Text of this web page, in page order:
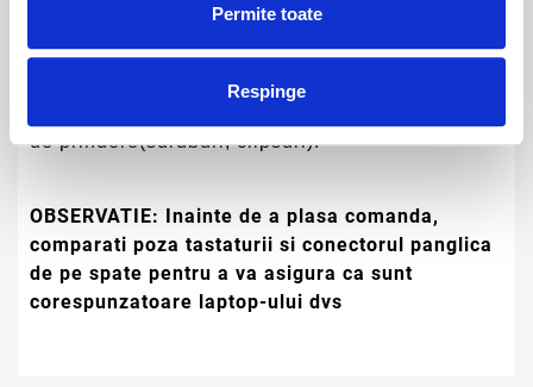
Permite toate
Respinge
- Identificarea, alegerea tastaturii presupune si
compararea pozelor de pe site cu modelul
dumneavoastra de tastatura. Verificati cu atentie
de prindere(suruburi, clipsuri).
OBSERVATIE:
Inainte de a plasa comanda,
comparati poza tastaturii si conectorul panglica
de pe spate pentru a va asigura ca sunt
corespunzatoare laptop-ului dvs